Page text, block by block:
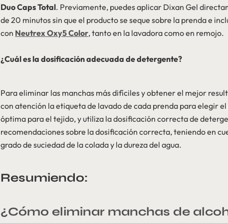
Duo Caps Total. Previamente, puedes aplicar Dixan Gel
de 20 minutos sin que el producto se seque sobre la prenda e
con Neutrex Oxy5 Color, tanto en la lavadora como en remojo.
¿Cuál es la dosificación adecuada de detergente?
Para eliminar las manchas más difíciles y obtener el mejor
con atención la etiqueta de lavado de cada prenda para elegir
óptima para el tejido, y utiliza la dosificación correcta de
recomendaciones sobre la dosificación correcta, teniendo en
grado de suciedad de la colada y la dureza del agua.
Resumiendo:
¿Cómo eliminar manchas de